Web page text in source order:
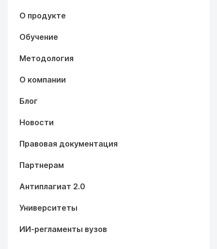
О продукте
Обучение
Методология
О компании
Блог
Новости
Правовая документация
Партнерам
Антиплагиат 2.0
Университеты
ИИ-регламенты вузов